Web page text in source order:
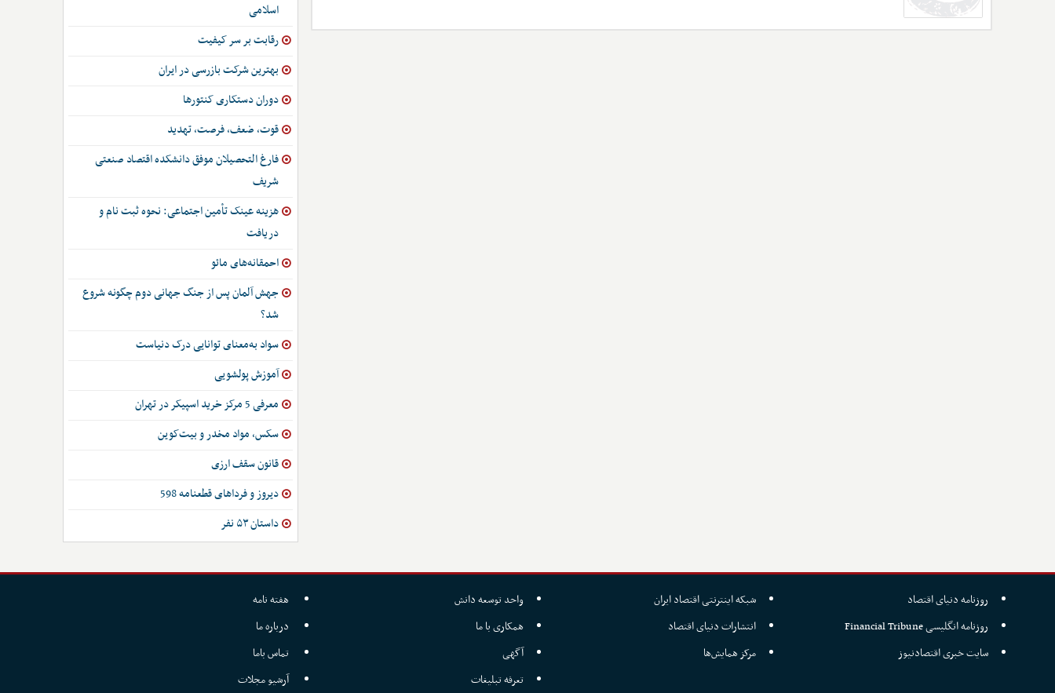
اسلامی
رقابت بر سر کیفیت
بهترین شرکت بازرسی در ایران
دوران دستکاری کنتورها
قوت، ضعف، فرصت، تهدید
فارغ التحصیلان موفق دانشکده اقتصاد صنعتی
شریف
هزینه عینک تأمین اجتماعی: نحوه ثبت نام و
دریافت
احمقانه‌های مائو
جهش آلمان پس از جنگ جهانی دوم چگونه شروع
شد؟
سواد به‌معنای توانایی درک دنیاست
آموزش پولشویی
معرفی 5 مرکز خرید اسپیکر در تهران
سکس، مواد مخدر و بیت‌کوین
قانون سقف ارزی
دیروز و فرداهای قطعنامه 598
داستان ۵۳ نفر
روزنامه دنیای اقتصاد
روزنامه انگلیسی Financial Tribune
سایت خبری اقتصادنیوز
شبکه اینترنتی اقتصاد ایران
انتشارات دنیای اقتصاد
مرکز همایش‌ها
واحد توسعه دانش
همکاری با ما
آگهی
تعرفه تبلیغات
هفته نامه
درباره ما
تماس باما
آرشیو مجلات